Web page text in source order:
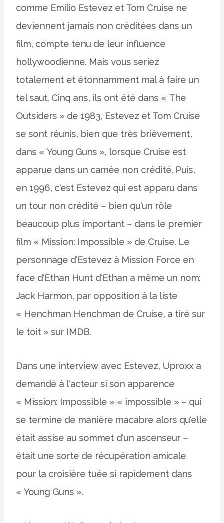
comme Emilio Estevez et Tom Cruise ne
deviennent jamais non créditées dans un
film, compte tenu de leur influence
hollywoodienne. Mais vous seriez
totalement et étonnamment mal à faire un
tel saut. Cinq ans, ils ont été dans « The
Outsiders » de 1983, Estevez et Tom Cruise
se sont réunis, bien que très brièvement,
dans « Young Guns », lorsque Cruise est
apparue dans un camée non crédité. Puis,
en 1996, c'est Estevez qui est apparu dans
un tour non crédité – bien qu'un rôle
beaucoup plus important – dans le premier
film « Mission: Impossible » de Cruise. Le
personnage d'Estevez à Mission Force en
face d'Ethan Hunt d'Ethan a même un nom:
Jack Harmon, par opposition à la liste
« Henchman Henchman de Cruise, a tiré sur
le toit » sur IMDB.
Dans une interview avec Estevez, Uproxx a
demandé à l'acteur si son apparence
« Mission: Impossible » « impossible » – qui
se termine de manière macabre alors qu'elle
était assise au sommet d'un ascenseur –
était une sorte de récupération amicale
pour la croisière tuée si rapidement dans
« Young Guns ».